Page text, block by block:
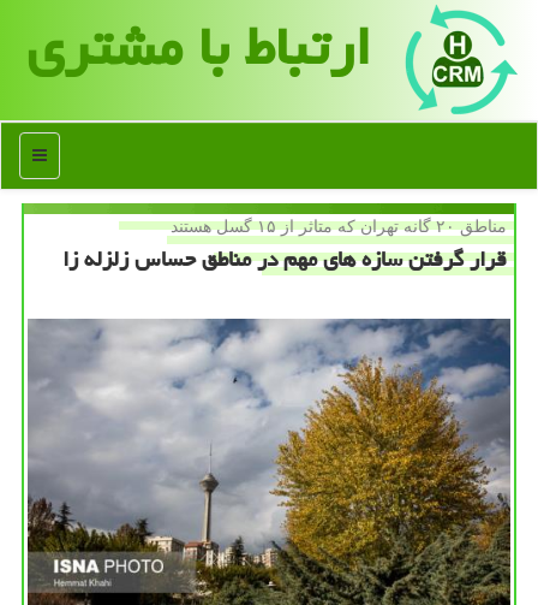
ارتباط با مشتری
منو
مناطق ۲۰ گانه تهران كه متاثر از ۱۵ گسل هستند
قرار گرفتن سازه های مهم در مناطق حساس زلزله زا